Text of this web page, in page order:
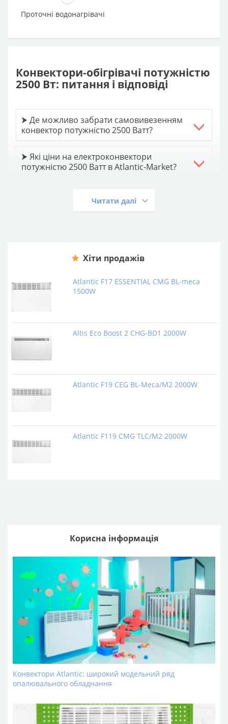
Конвектори-обігрівачі потужністю
2500 Вт: питання і відповіді
⮞ Де можливо забрати самовивезенням
конвектор потужністю 2500 Ватт?
⮞ Які ціни на електроконвектори
потужністю 2500 Ватт в Atlantic-Market?
потужністю 2500 Ватт по Україні?
Читати далі
Проточні водонагрівачі
Корисна інформація
Конвектори Atlantic: широкий модельний ряд
опалювального обладнання
Хіти продажів
Atlantic F17 ESSENTIAL CMG BL-meca
1500W
Altis Eco Boost 2 CHG-BD1 2000W
Atlantic F19 CEG BL-Meca/M2 2000W
Atlantic F119 CMG TLC/M2 2000W